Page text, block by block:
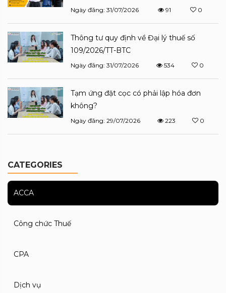
Ngày đăng: 31/07/2026 91 0
Thông tư quy định về Đại lý thuế số
109/2026/TT-BTC
Ngày đăng: 31/07/2026 534 0
Tạm ứng đặt cọc có phải lập hóa đơn
không?
Ngày đăng: 29/07/2026 223 0
CATEGORIES
ACCA
Công chức Thuế
CPA
Dịch vụ